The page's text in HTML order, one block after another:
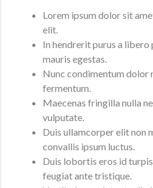
Lorem ipsum dolor sit
elit.
In hendrerit purus a
mauris egestas.
Nunc condimentum dolor
fermentum.
Maecenas fringilla nulla
vulputate.
Duis ullamcorper elit non
convallis ipsum luctus.
Duis lobortis eros id
feugiat ante tristique.